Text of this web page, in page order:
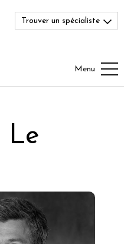
Trouver un spécialiste
Menu
Le